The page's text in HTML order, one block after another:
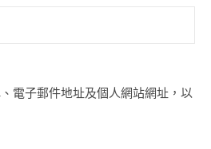
電子郵件地址及個人網站網址，以